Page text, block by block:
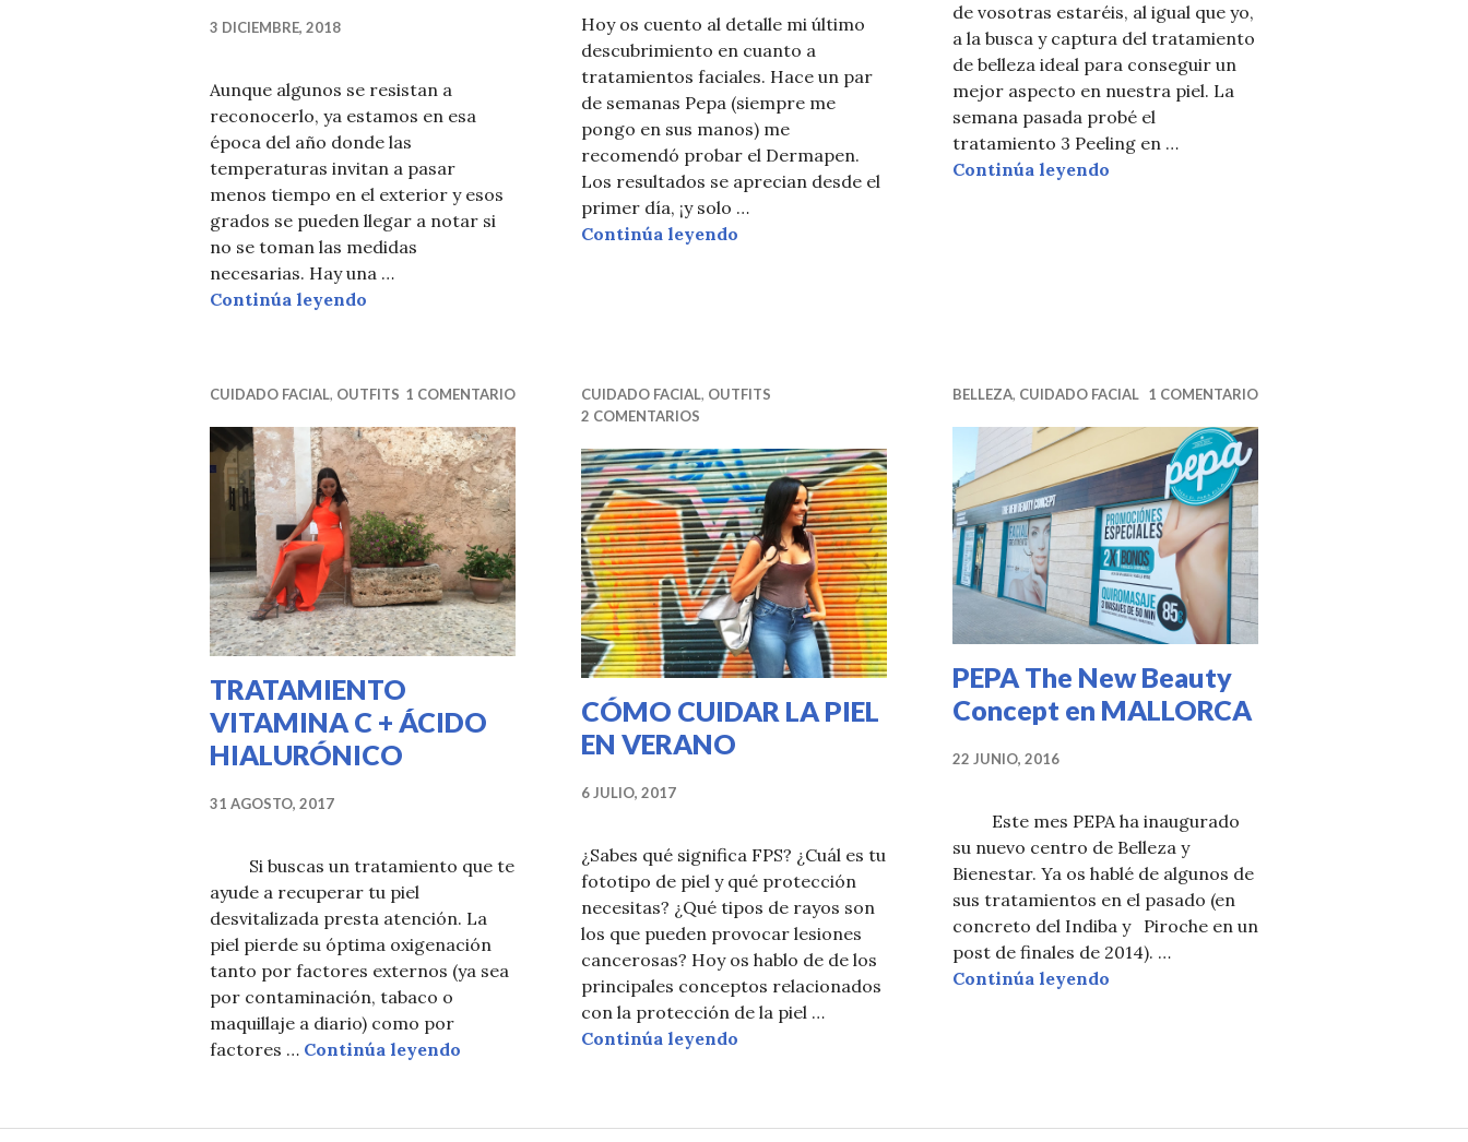
3 DICIEMBRE, 2018
Aunque algunos se resistan a
reconocerlo, ya estamos en esa
época del año donde las
temperaturas invitan a pasar
menos tiempo en el exterior y esos
grados se pueden llegar a notar si
no se toman las medidas
necesarias. Hay una …
Continúa leyendo
Hoy os cuento al detalle mi último
descubrimiento en cuanto a
tratamientos faciales. Hace un par
de semanas Pepa (siempre me
pongo en sus manos) me
recomendó probar el Dermapen.
Los resultados se aprecian desde el
primer día, ¡y solo …
Continúa leyendo
de vosotras estaréis, al igual que yo,
a la busca y captura del tratamiento
de belleza ideal para conseguir un
mejor aspecto en nuestra piel. La
semana pasada probé el
tratamiento 3 Peeling en …
Continúa leyendo
CUIDADO FACIAL, OUTFITS 1 COMENTARIO
TRATAMIENTO
VITAMINA C + ÁCIDO
HIALURÓNICO
31 AGOSTO, 2017
Si buscas un tratamiento que te
ayude a recuperar tu piel
desvitalizada presta atención. La
piel pierde su óptima oxigenación
tanto por factores externos (ya sea
por contaminación, tabaco o
maquillaje a diario) como por
factores … Continúa leyendo TRATAMIENTO VITAMINA C + ÁCIDO HIALURÓNICO
CUIDADO FACIAL, OUTFITS
2 COMENTARIOS
CÓMO CUIDAR LA PIEL
EN VERANO
6 JULIO, 2017
¿Sabes qué significa FPS? ¿Cuál es tu
fototipo de piel y qué protección
necesitas? ¿Qué tipos de rayos son
los que pueden provocar lesiones
cancerosas? Hoy os hablo de de los
principales conceptos relacionados
con la protección de la piel …
Continúa leyendo
BELLEZA, CUIDADO FACIAL 1 COMENTARIO
PEPA The New Beauty
Concept en MALLORCA
22 JUNIO, 2016
Este mes PEPA ha inaugurado
su nuevo centro de Belleza y
Bienestar. Ya os hablé de algunos de
sus tratamientos en el pasado (en
concreto del Indiba y Piroche en un
post de finales de 2014). …
Continúa leyendo